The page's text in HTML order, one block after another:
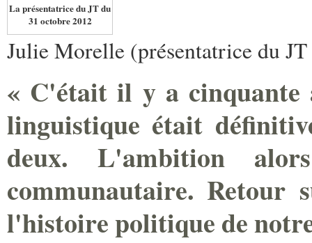
La présentatrice du JT du
31 octobre 2012
Julie Morelle (présentatrice du
« C'était il y a
linguistique était
deux. L'ambition
communautaire. Retour
l'histoire politique de